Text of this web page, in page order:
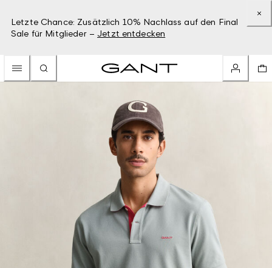
Letzte Chance: Zusätzlich 10% Nachlass auf den Final
Sale für Mitglieder – Jetzt entdecken